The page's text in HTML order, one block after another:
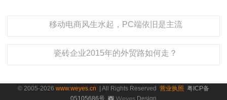
移动电商风生水起，PC端依旧是主流
瓷砖企业2015年的外贸路如何走？
© 2005-2026 www.weyes.cn | All Rights Reserved 营业执照 粤ICP备
05105686号
Design